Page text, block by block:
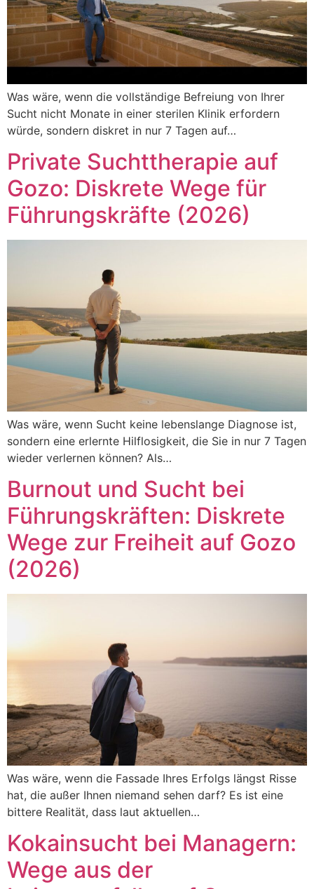
Was wäre, wenn die vollständige Befreiung von Ihrer
Sucht nicht Monate in einer sterilen Klinik erfordern
würde, sondern diskret in nur 7 Tagen auf…
Private Suchttherapie auf
Gozo: Diskrete Wege für
Führungskräfte (2026)
Was wäre, wenn Sucht keine lebenslange Diagnose ist,
sondern eine erlernte Hilflosigkeit, die Sie in nur 7 Tagen
wieder verlernen können? Als…
Burnout und Sucht bei
Führungskräften: Diskrete
Wege zur Freiheit auf Gozo
(2026)
Was wäre, wenn die Fassade Ihres Erfolgs längst Risse
hat, die außer Ihnen niemand sehen darf? Es ist eine
bittere Realität, dass laut aktuellen…
Kokainsucht bei Managern:
Wege aus der